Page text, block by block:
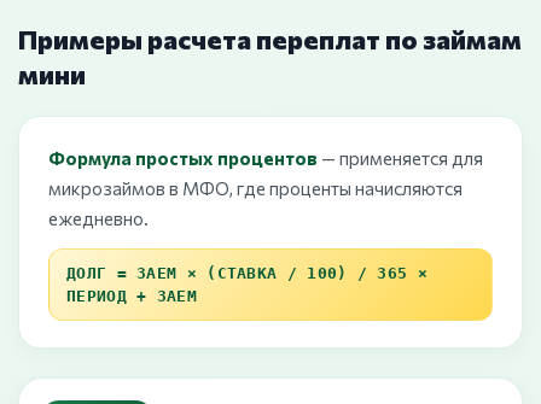
Примеры расчета переплат по займам
мини
Формула простых процентов — применяется для
микрозаймов в МФО, где проценты начисляются
ежедневно.
ДОЛГ = ЗАЕМ × (СТАВКА / 100) / 365 ×
ПЕРИОД + ЗАЕМ